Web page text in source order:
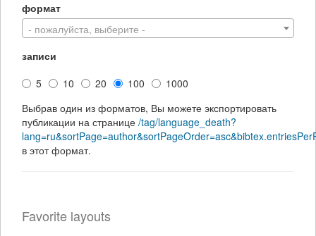
формат
- пожалуйста, выберите -
записи
5
10 20 100
1000
Выбрав один из форматов, Вы можете экспортировать
публикации на странице /tag/language_death?
в этот формат.
Favorite layouts